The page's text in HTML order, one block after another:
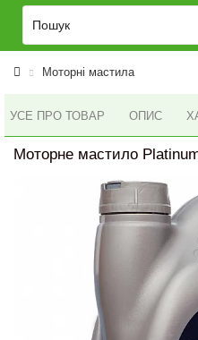
Моторні мастила
УСЕ ПРО ТОВАР ОПИС
Моторне мастило